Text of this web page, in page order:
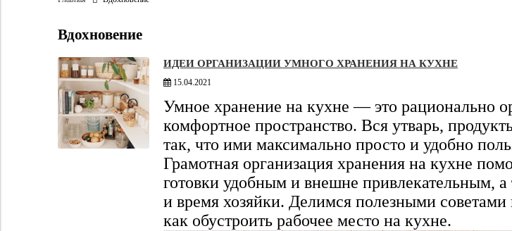
Вдохновение
ИДЕИ ОРГАНИЗАЦИИ УМНОГО ХРАНЕНИЯ НА КУХНЕ
15.04.2021
Умное хранение на кухне — это рационально
комфортное пространство. Вся утварь,
так, что ими максимально просто и удобно
Грамотная организация хранения на кухне
готовки удобным и внешне привлекательным,
и время хозяйки. Делимся полезными
как обустроить рабочее место на кухне.